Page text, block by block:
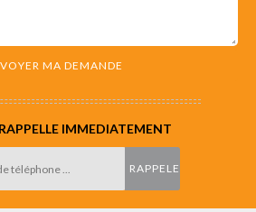
IMMEDIATEMENT